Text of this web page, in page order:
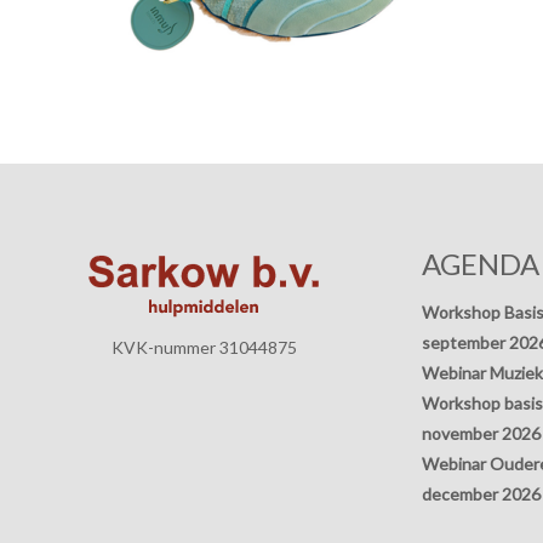
KVK-nummer 31044875
AGENDA
Workshop
september
Webinar
Workshop
november 2026
Webinar
december 2026